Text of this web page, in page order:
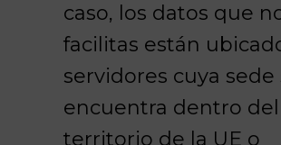
caso, los datos que
facilitas están
servidores cuya sede
encuentra dentro del
territorio de la UE o